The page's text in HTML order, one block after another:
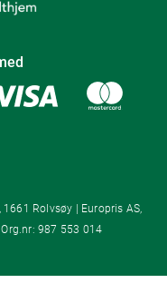
Rolvsøy | Europris AS,
987 553 014